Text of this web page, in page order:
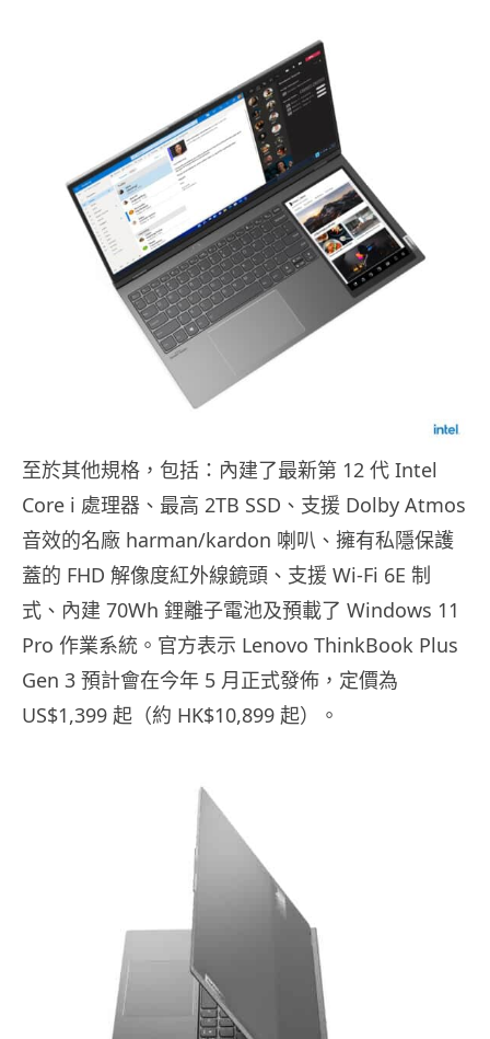
至於其他規格，包括：內建了最新第 12 代 Intel
Core i 處理器、最高 2TB SSD、支援 Dolby Atmos
音效的名廠 harman/kardon 喇叭、擁有私隱保護
蓋的 FHD 解像度紅外線鏡頭、支援 Wi-Fi 6E 制
式、內建 70Wh 鋰離子電池及預載了 Windows 11
Pro 作業系統。官方表示 Lenovo ThinkBook Plus
Gen 3 預計會在今年 5 月正式發佈，定價為
US$1,399 起（約 HK$10,899 起）。